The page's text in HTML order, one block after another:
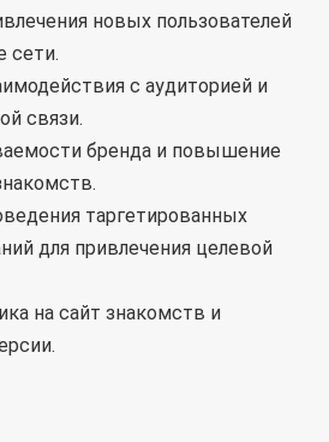
новых пользователей
сети.
с аудиторией и
связи.
бренда и повышение
таргетированных
для привлечения целевой
на сайт знакомств и